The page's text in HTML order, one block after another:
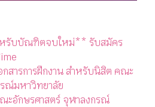
หรับบัณฑิตจบใหม่** รับสมัคร
กสารการฝึกงาน สำหรับนิสิต คณะ
ณ์มหาวิทยาลัย
ะอักษรศาสตร์ จุฬาลงกรณ์